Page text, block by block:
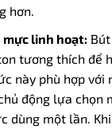
hơn.
mực linh hoạt:
tương thích để
này phù hợp với
động lựa chọn
dùng một lần.